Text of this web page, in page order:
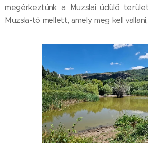
megérkeztünk a Muzslai üdülő
Muzsla-tó mellett, amely meg kell